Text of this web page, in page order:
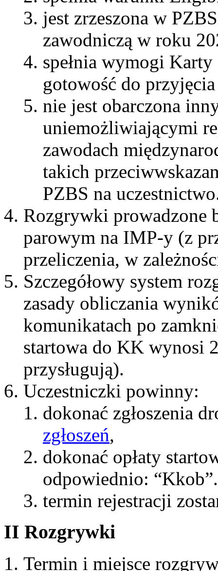
jest zrzeszona w
zawodniczą w roku
spełnia wymogi
gotowość do
nie jest obarczona
uniemożliwiającymi
zawodach
takich
PZBS na
Rozgrywki prowadzone
parowym na IMP-y (z
przeliczenia, w
Szczegółowy system
zasady obliczania
komunikatach po
startowa do KK wynosi
przysługują).
Uczestniczki powinny:
dokonać zgłoszenia
zgłoszeń,
dokonać opłaty
odpowiednio: “Kkob”.
termin rejestracji
II Rozgrywki
Termin i miejsce